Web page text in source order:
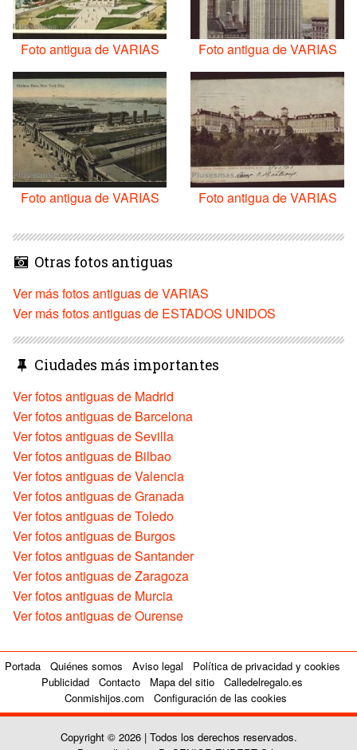
Foto antigua de VARIAS Foto antigua de VARIAS
Foto antigua de VARIAS Foto antigua de VARIAS
Otras fotos antiguas
Ver más fotos antiguas de VARIAS
Ver más fotos antiguas de ESTADOS UNIDOS
Ciudades más importantes
Ver fotos antiguas de Madrid
Ver fotos antiguas de Barcelona
Ver fotos antiguas de Sevilla
Ver fotos antiguas de Bilbao
Ver fotos antiguas de Valencia
Ver fotos antiguas de Granada
Ver fotos antiguas de Toledo
Ver fotos antiguas de Burgos
Ver fotos antiguas de Santander
Ver fotos antiguas de Zaragoza
Ver fotos antiguas de Murcia
Ver fotos antiguas de Ourense
Portada Quiénes somos Aviso legal
Política de privacidad y cookies
Publicidad
Contacto Mapa del sitio
Calledelregalo.es
Conmishijos.com
Configuración de las cookies
Copyright © 2026 | Todos los derechos reservados.